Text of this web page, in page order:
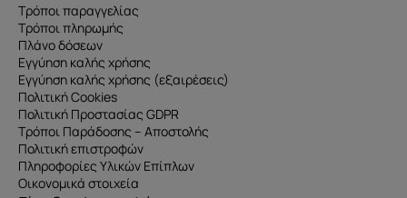
Τρόποι παραγγελίας
Τρόποι πληρωμής
Πλάνο δόσεων
Εγγύηση καλής χρήσης
Εγγύηση καλής χρήσης (εξαιρέσεις)
Πολιτική Cookies
Πολιτική Προστασίας GDPR
Τρόποι Παράδοσης – Αποστολής
Πολιτική επιστροφών
Πληροφορίες Υλικών Επίπλων
Οικονομικά στοιχεία